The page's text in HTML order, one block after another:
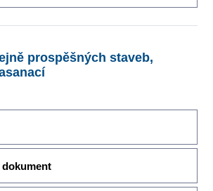
prospěšných staveb,